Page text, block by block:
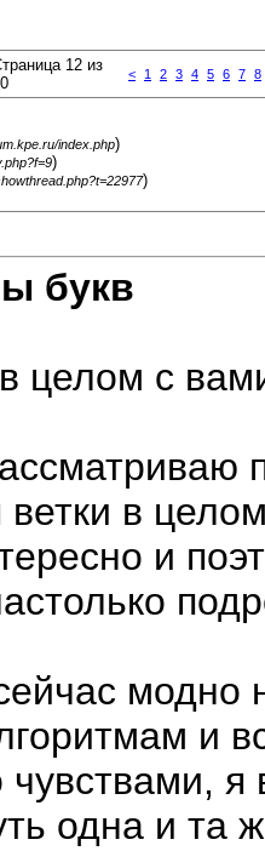
12 из
< 1 2 3 4 5 6 7 8
index.php)
)
)
букв
целом с
в
и
модно
и
чувствами,
одна и та